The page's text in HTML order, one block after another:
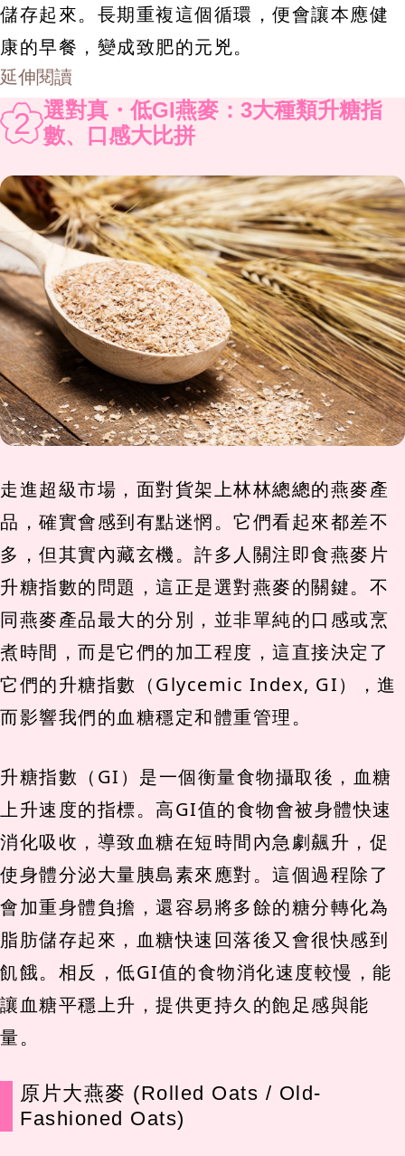
儲存起來。長期重複這個循環，便會讓本應健
康的早餐，變成致肥的元兇。
延伸閱讀
2 選對真・低GI燕麥：3大種類升糖指
數、口感大比拼
走進超級市場，面對貨架上林林總總的燕麥產
品，確實會感到有點迷惘。它們看起來都差不
多，但其實內藏玄機。許多人關注即食燕麥片
升糖指數的問題，這正是選對燕麥的關鍵。不
同燕麥產品最大的分別，並非單純的口感或烹
煮時間，而是它們的加工程度，這直接決定了
它們的升糖指數（Glycemic Index, GI），進
而影響我們的血糖穩定和體重管理。
升糖指數（GI）是一個衡量食物攝取後，血糖
上升速度的指標。高GI值的食物會被身體快速
消化吸收，導致血糖在短時間內急劇飆升，促
使身體分泌大量胰島素來應對。這個過程除了
會加重身體負擔，還容易將多餘的糖分轉化為
脂肪儲存起來，血糖快速回落後又會很快感到
飢餓。相反，低GI值的食物消化速度較慢，能
讓血糖平穩上升，提供更持久的飽足感與能
量。
原片大燕麥 (Rolled Oats / Old-
Fashioned Oats)